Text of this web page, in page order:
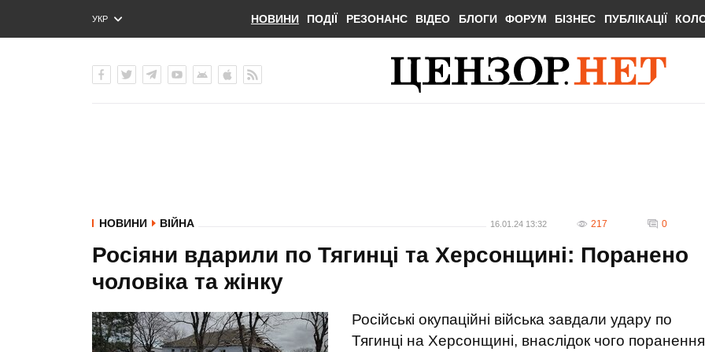
УКР
ENG
НОВИНИ ПОДІЇ РЕЗОНАНС ВІДЕО БЛОГИ ФОРУМ БІЗНЕС ПУБЛІКАЦІЇ
НОВИНИ ВІЙНА 16.01.24 13:32 217 0
Росіяни вдарили по Тягинці та Херсонщині: Поранено
чоловіка та жінку
Російські окупаційні війська завдали удару по
Тягинці на Херсонщині, внаслідок чого поранення